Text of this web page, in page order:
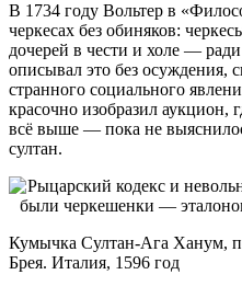
В 1734 году Вольтер в
черкесах без обиняков:
дочерей в чести и холе —
описывал это без осуждения,
странного социального
красочно изобразил аукцион,
всё выше — пока не
султан.
Кумычка Султан-Ага Ханум,
Брея. Италия, 1596 год